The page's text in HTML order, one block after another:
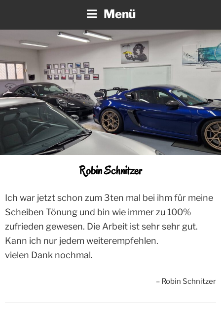
springen
Menü
Robin Schnitzer
Ich war jetzt schon zum 3ten mal bei ihm für meine
Scheiben Tönung und bin wie immer zu 100%
zufrieden gewesen. Die Arbeit ist sehr sehr gut.
Kann ich nur jedem weiterempfehlen.
vielen Dank nochmal.
Robin Schnitzer